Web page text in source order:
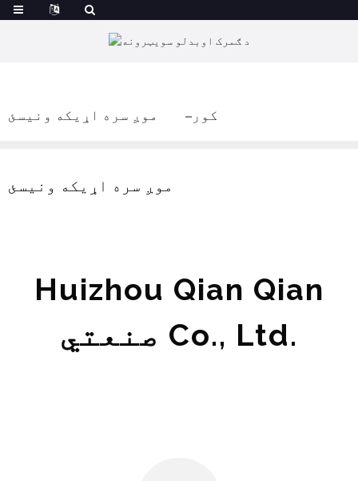
کور موږ سره اړیکه ونیسئ
موږ سره اړیکه ونیسئ
Huizhou Qian Qian
صنعتي Co., Ltd.